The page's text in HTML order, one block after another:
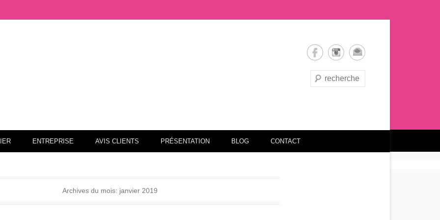
Recherche
ENTREPRISE AVIS CLIENTS PRÉSENTATION BLOG CONTACT
Archives du mois: janvier 2019